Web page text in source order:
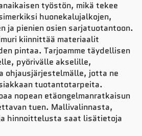
työstön, mikä tekee
huonekalujalkojen,
ja pienien osien sarjatuotantoon.
kiinnittää materiaalit
pintaa. Tarjoamme täydellisen
pyörivälle akselille,
ohjausjärjestelmälle, jotta ne
tuotantotarpeita.
nopean etäongelmanratkaisun
tuen. Mallivalinnasta,
hinnoittelusta saat lisätietoja